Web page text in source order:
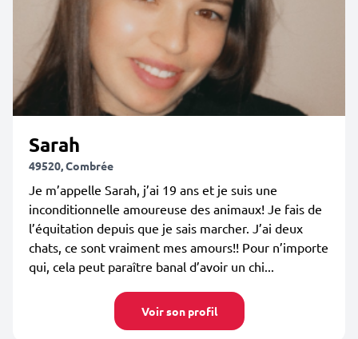
Sarah
49520, Combrée
Je m’appelle Sarah, j’ai 19 ans et je suis une
inconditionnelle amoureuse des animaux! Je fais de
l’équitation depuis que je sais marcher. J’ai deux
chats, ce sont vraiment mes amours!! Pour n’importe
qui, cela peut paraître banal d’avoir un chi...
Voir son profil